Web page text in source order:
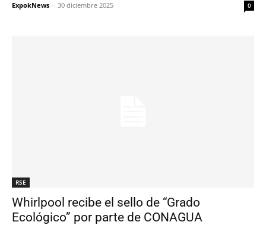
ExpokNews - 30 diciembre 2025 0
RSE
Whirlpool recibe el sello de “Grado
Ecológico” por parte de CONAGUA